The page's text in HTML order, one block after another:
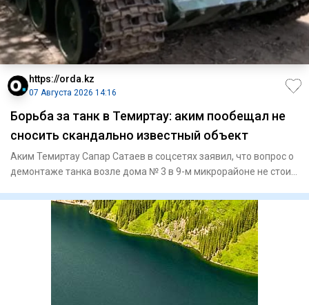
https://orda.kz
07 Августа 2026 14:16
Борьба за танк в Темиртау: аким пообещал не
сносить скандально известный объект
Аким Темиртау Сапар Сатаев в соцсетях заявил, что вопрос о
демонтаже танка возле дома № 3 в 9-м микрорайоне не стоит.